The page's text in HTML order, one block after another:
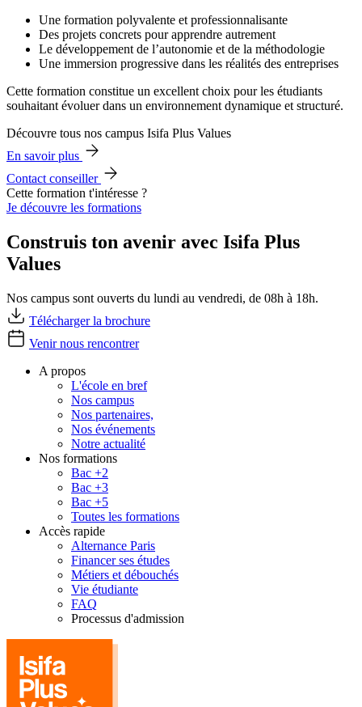
Une formation polyvalente et professionnalisante
Des projets concrets pour apprendre autrement
Le développement de l’autonomie et de la méthodologie
Une immersion progressive dans les réalités des entreprises
Cette formation constitue un excellent choix pour les étudiants
souhaitant évoluer dans un environnement dynamique et structuré.
Découvre tous nos campus Isifa Plus Values
En savoir plus
Contact conseiller
Cette formation t'intéresse ?
Je découvre les formations
Construis ton avenir avec Isifa Plus
Values
Nos campus sont ouverts du lundi au vendredi, de 08h à 18h.
Télécharger la brochure
Venir nous rencontrer
A propos
L'école en bref
Nos campus
Nos partenaires,
Nos événements
Notre actualité
Nos formations
Bac +2
Bac +3
Bac +5
Toutes les formations
Accès rapide
Alternance Paris
Financer ses études
Métiers et débouchés
Vie étudiante
FAQ
Processus d'admission